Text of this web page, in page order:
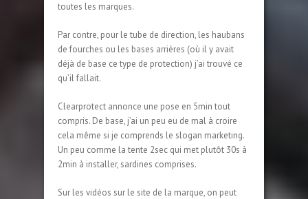
toutes les marques.
Par contre, pour le tube de direction, les haubans
de fourches ou les bases arrières (où il y avait
déjà de base ce type de protection) j’ai trouvé ce
qu’il fallait.
Clearprotect annonce une pose en 5min tout
compris. De base, j’ai un peu eu de mal à croire
cela même si je comprends le slogan marketing.
Un peu comme la tente 2sec qui met plutôt 30s à
2min à installer, sardines comprises.
Sur les vidéos sur le site de la marque, on peut